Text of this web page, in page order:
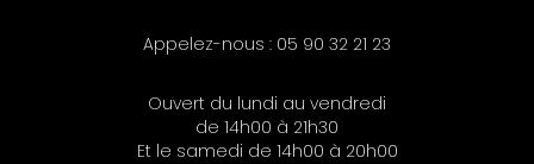
Appelez-nous : 05 90 32 21 23
Ouvert du lundi au vendredi
de 14h00 à 21h30
Et le samedi de 14h00 à 20h00